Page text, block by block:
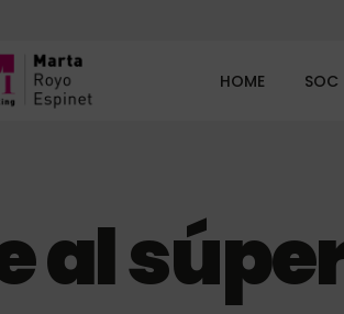
HOME SOC
al